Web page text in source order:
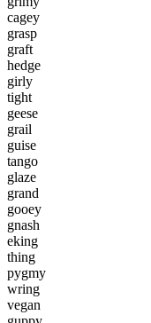
cagey
grasp
graft
hedge
girly
tight
geese
grail
guise
tango
glaze
grand
gooey
gnash
eking
thing
pygmy
wring
vegan